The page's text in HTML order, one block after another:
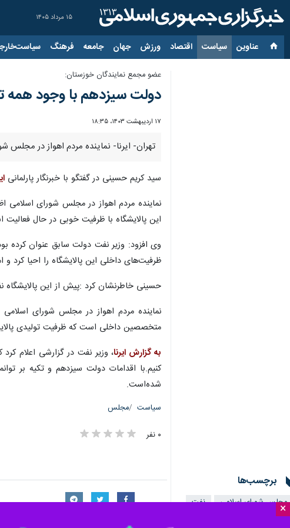
۱۵ مرداد ۱۴۰۵
عناوین‌ سیاست اقتصاد ورزش جهان جامعه فرهنگ
×
عضو مجمع نمایندگان خوزستان:
دولت سیزدهم با وجود همه
۱۷ اردیبهشت ۱۴۰۳، ۱۸:۳۵
تهران- ایرنا- نماینده مردم اهواز در مجلس
سید کریم حسینی در گفتگو با خبرنگار پارلمانی
نماینده مردم اهواز در مجلس شورای اسلامی
این پالایشگاه با ظرفیت خوبی در حال
وی افزود: وزیر نفت دولت سابق عنوان کرده
ظرفیت‌های داخلی این پالایشگاه را احیا کرد
حسینی خاطرنشان کرد :پیش از این پالایشگاه نفت آبادان با ۳۰ درصد ظرفیت خود ار می‌کرد اما امروز با توسعه این پالایشگاه توسط متخصصان
متخصصین داخلی است که ظرفیت تولیدی
به گزارش ایرنا
شده‌است.
سیاست مجلس
۰ نفر
برچسب‌ها
مجلس شورای اسلامی
نفت